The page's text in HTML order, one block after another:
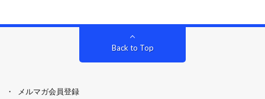
Back to Top
メルマガ会員登録